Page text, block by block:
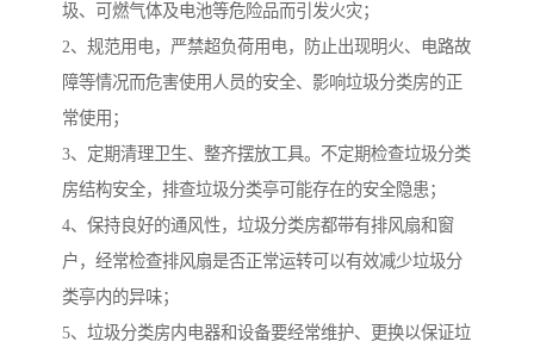
圾、可燃气体及电池等危险品而引发火灾；
2、规范用电，严禁超负荷用电，防止出现明火、电路故
障等情况而危害使用人员的安全、影响垃圾分类房的正
常使用；
3、定期清理卫生、整齐摆放工具。不定期检查垃圾分类
房结构安全，排查垃圾分类亭可能存在的安全隐患；
4、保持良好的通风性，垃圾分类房都带有排风扇和窗
户，经常检查排风扇是否正常运转可以有效减少垃圾分
类亭内的异味；
5、垃圾分类房内电器和设备要经常维护、更换以保证垃